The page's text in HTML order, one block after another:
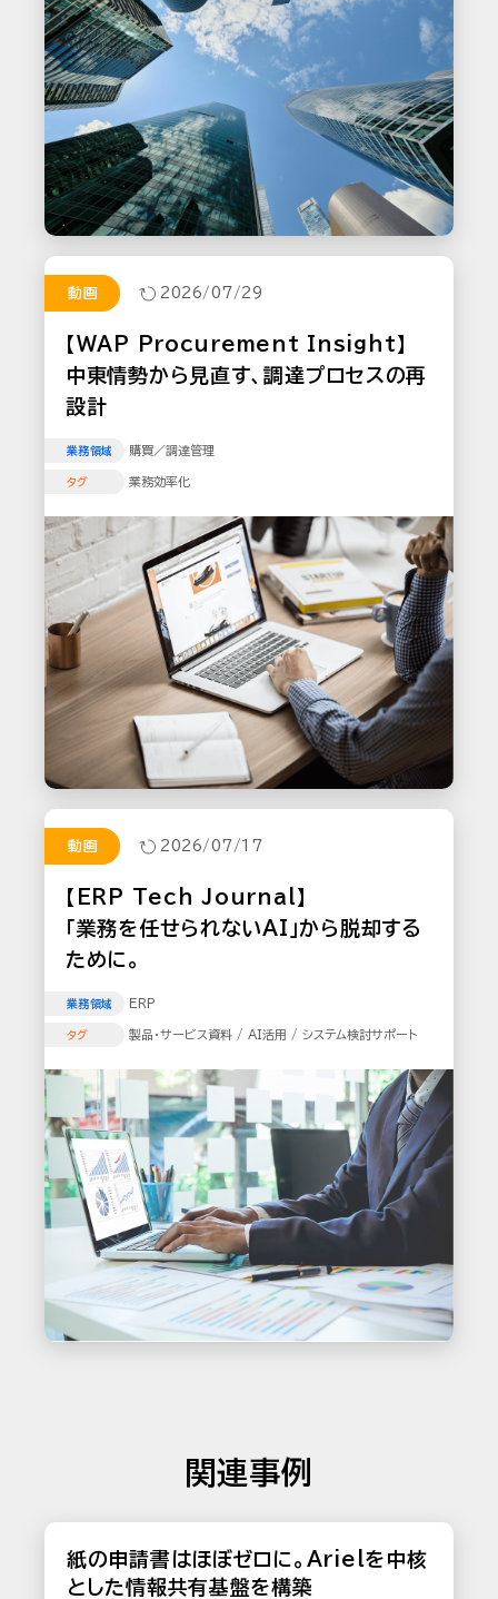
動画 2026/07/29
【WAP Procurement Insight】
中東情勢から見直す、調達プロセスの再
設計
業務領域 購買／調達管理
タグ 業務効率化
動画 2026/07/17
【ERP Tech Journal】
「業務を任せられないAI」から脱却する
ために。
業務領域 ERP
タグ 製品・サービス資料 / AI活用 / システム検討サポート
関連事例
紙の申請書はほぼゼロに。Arielを中核
とした情報共有基盤を構築